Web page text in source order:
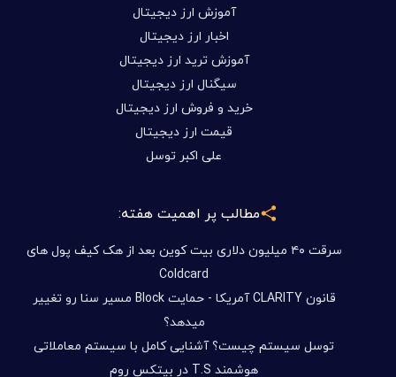
آموزش ارز دیجیتال
اخبار ارز دیجیتال
آموزش ترید ارز دیجیتال
سیگنال ارز دیجیتال
خرید و فروش ارز دیجیتال
قیمت ارز دیجیتال
علی اکبر توسل
مطالب پر اهمیت هفته:
سرقت ۴۰ میلیون دلاری بیت کوین بعد از هک کیف پول های
Coldcard
قانون CLARITY آمریکا - حمایت Block مسیر سنا رو تغییر
میدهد؟
توسل سیستم چیست؟ آشنایی کامل با سیستم معاملاتی
هوشمند T.S در بیتکس روم